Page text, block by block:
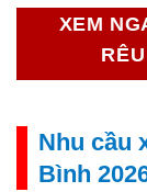
XEM
Nhu cầu
Bình